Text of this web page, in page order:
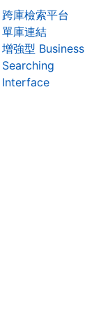
跨庫檢索平台
單庫連結
增強型 Business
Searching
Interface